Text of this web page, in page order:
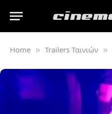
Home » Trailers Ταινιών »